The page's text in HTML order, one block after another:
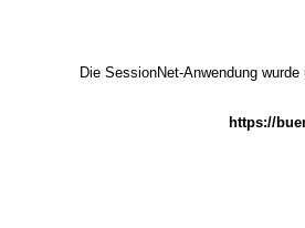
Die SessionNet-Anwendung
https://